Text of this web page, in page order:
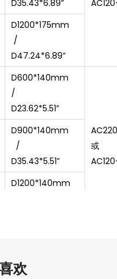
D35.43*6.89”
D1200*175mm
/
D47.24*6.89”
D600*140mm
/
D23.62*5.51”
或
D900*140mm
/
D35.43*5.51”
D1200*140mm
D23.62*6.89”
欢